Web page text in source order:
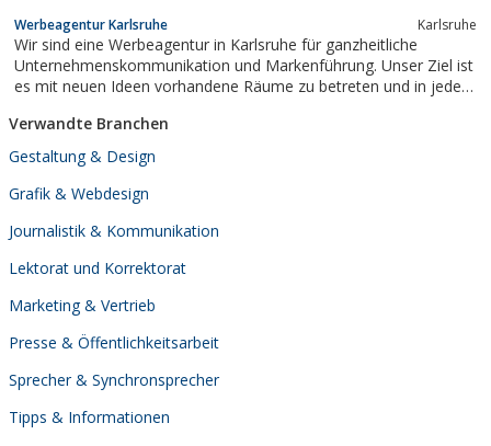
Werbeagentur Karlsruhe Karlsruhe
Wir sind eine Werbeagentur in Karlsruhe für ganzheitliche
Unternehmenskommunikation und Markenführung. Unser Ziel ist
es mit neuen Ideen vorhandene Räume zu betreten und in jeder
Verwandte Branchen
Gestaltung & Design
Grafik & Webdesign
Journalistik & Kommunikation
Lektorat und Korrektorat
Marketing & Vertrieb
Presse & Öffentlichkeitsarbeit
Sprecher & Synchronsprecher
Tipps & Informationen